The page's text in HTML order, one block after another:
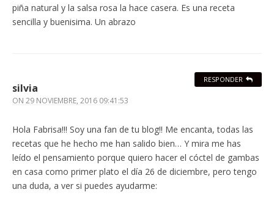
piña natural y la salsa rosa la hace casera. Es una receta
sencilla y buenisima. Un abrazo
silvia
ON 29 NOVIEMBRE, 2016 09:41:53
Hola Fabrisa!!! Soy una fan de tu blog!! Me encanta, todas las
recetas que he hecho me han salido bien… Y mira me has
leído el pensamiento porque quiero hacer el cóctel de gambas
en casa como primer plato el día 26 de diciembre, pero tengo
una duda, a ver si puedes ayudarme:
RESPONDER